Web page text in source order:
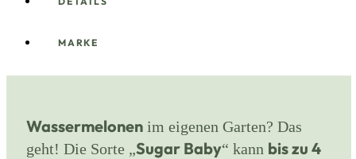
MARKE
Wassermelonen im eigenen Garten? Das
geht! Die Sorte „Sugar Baby“ kann bis zu 4